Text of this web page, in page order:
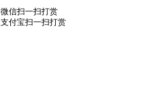
微信扫一扫打赏
支付宝扫一扫打赏